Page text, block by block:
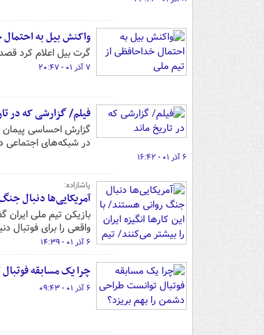
واکنش بیل به
گرت بیل اعلام کرد
۷ آذر ۰۱ - ۲۰:۴۷
فیلم/ گزارشی که در
گزارش احساسی پیمان
در شبکه‌های
۶ آذر ۰۱ - ۱۶:۴۲
پاشازاده:
آمریکایی‌ها دنبال
بازیکن تیم ملی
واقعی را برای فوتبال
۶ آذر ۰۱ - ۱۴:۳۹
چرا یک مسابقه
۶ آذر ۰۱ - ۰۹:۴۳